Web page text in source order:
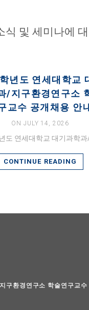
및 세미나에
년도 연세대학교
/지구환경연구소
교수 공개채용 안
ON JULY 14, 2026
도 연세대학교 대기과학
CONTINUE READING
구환경연구소 학술연구교수